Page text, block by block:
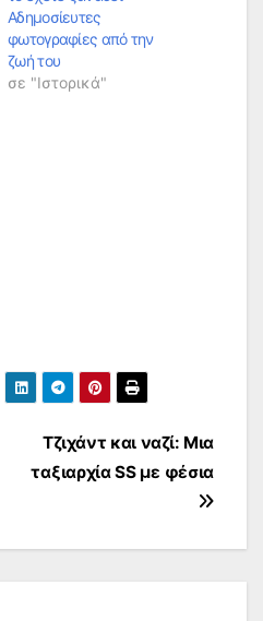
Αδημοσίευτες
φωτογραφίες από την
ζωή του
σε "Ιστορικά"
Τζιχάντ και ναζί: Μια
ταξιαρχία SS με φέσια